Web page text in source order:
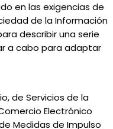
en las exigencias de
de la Información
describir una serie
a cabo para adaptar
de Servicios de la
Electrónico
Medidas de Impulso